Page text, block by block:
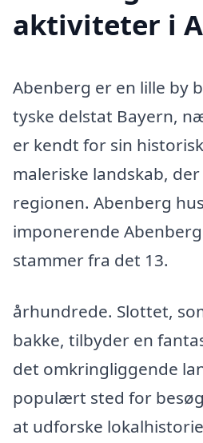
aktiviteter i
Abenberg er en lille by
tyske delstat Bayern,
er kendt for sin
maleriske landskab,
regionen. Abenberg
imponerende
stammer fra det 13.
århundrede. Slottet,
bakke, tilbyder en
det omkringliggende
populært sted for
at udforske